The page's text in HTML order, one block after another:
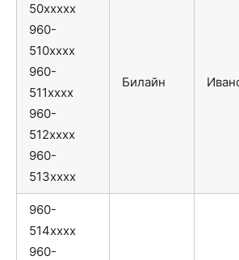
50xxxxx
960-
510xxxx
960-
511xxxx
960-
512xxxx
960-
513xxxx
Билайн
960-
514xxxx
960-